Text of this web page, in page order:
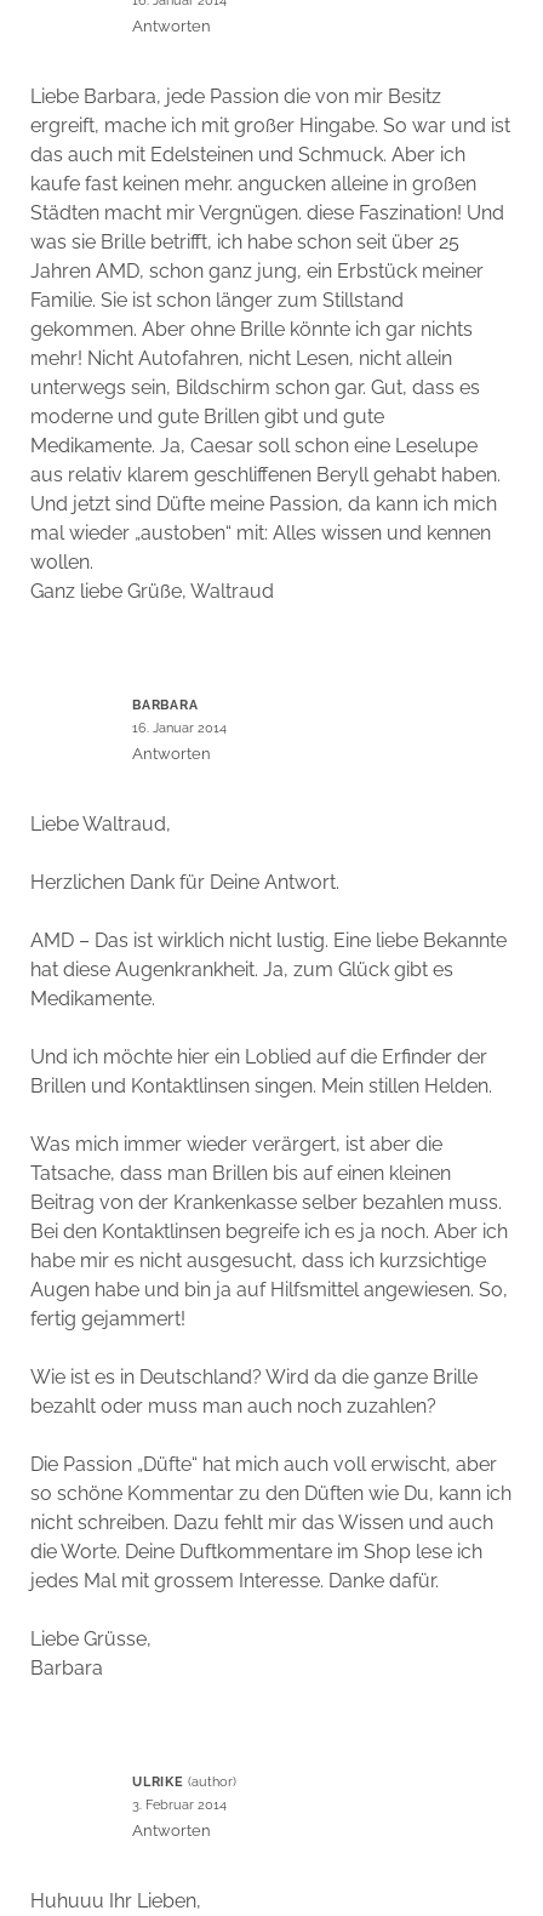
Antworten
Liebe Barbara, jede Passion die von mir Besitz
ergreift, mache ich mit großer Hingabe. So war und ist
das auch mit Edelsteinen und Schmuck. Aber ich
kaufe fast keinen mehr. angucken alleine in großen
Städten macht mir Vergnügen. diese Faszination! Und
was sie Brille betrifft, ich habe schon seit über 25
Jahren AMD, schon ganz jung, ein Erbstück meiner
Familie. Sie ist schon länger zum Stillstand
gekommen. Aber ohne Brille könnte ich gar nichts
mehr! Nicht Autofahren, nicht Lesen, nicht allein
unterwegs sein, Bildschirm schon gar. Gut, dass es
moderne und gute Brillen gibt und gute
Medikamente. Ja, Caesar soll schon eine Leselupe
aus relativ klarem geschliffenen Beryll gehabt haben.
Und jetzt sind Düfte meine Passion, da kann ich mich
mal wieder „austoben“ mit: Alles wissen und kennen
wollen.
Ganz liebe Grüße, Waltraud
BARBARA
16. Januar 2014
Antworten
Liebe Waltraud,
Herzlichen Dank für Deine Antwort.
AMD – Das ist wirklich nicht lustig. Eine liebe Bekannte
hat diese Augenkrankheit. Ja, zum Glück gibt es
Medikamente.
Und ich möchte hier ein Loblied auf die Erfinder der
Brillen und Kontaktlinsen singen. Mein stillen Helden.
Was mich immer wieder verärgert, ist aber die
Tatsache, dass man Brillen bis auf einen kleinen
Beitrag von der Krankenkasse selber bezahlen muss.
Bei den Kontaktlinsen begreife ich es ja noch. Aber ich
habe mir es nicht ausgesucht, dass ich kurzsichtige
Augen habe und bin ja auf Hilfsmittel angewiesen. So,
fertig gejammert!
Wie ist es in Deutschland? Wird da die ganze Brille
bezahlt oder muss man auch noch zuzahlen?
Die Passion „Düfte“ hat mich auch voll erwischt, aber
so schöne Kommentar zu den Düften wie Du, kann ich
nicht schreiben. Dazu fehlt mir das Wissen und auch
die Worte. Deine Duftkommentare im Shop lese ich
jedes Mal mit grossem Interesse. Danke dafür.
Liebe Grüsse,
Barbara
ULRIKE
3. Februar 2014
Antworten
Huhuuu Ihr Lieben,